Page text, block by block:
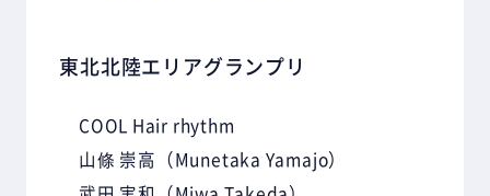
東北北陸エリアグランプリ
COOL Hair rhythm
山條 崇高 （Munetaka Yamajo）